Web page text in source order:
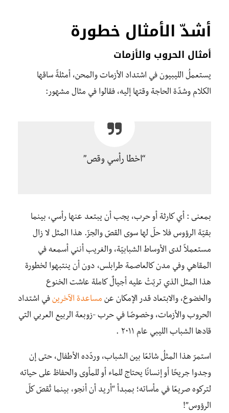
أشدّ الأمثال خطورة
أمثال الحروب والأزمات
يستعملُ الليبيون في اشتداد الأزمات والمحن، أمثلةً ساقها
الكلام وشدّة الحاجة وقتها إليه، فقالوا في مثال مشهور:
“اخطا رأسي وقص”
بمعنى : أي كارثة أو حرب، يجب أن يبتعد عنها رأسي، بينما
بقيّة الرؤوس فلا حلّ لها سوى القصّ والجزّ. هذا المثل لا زال
مستعملاً لدى الأوساط الشبابيّة، والغريب أنني أسمعه في
المقاهي وفي مدن كالعاصمة طرابلس، دون أن ينتبهوا لخطورة
هذا المثل الذي تربّتْ عليه أجيالٌ كاملة عاشت الخنوع
والخضوع، والابتعاد قدر الإمكان عن مساعدة الآخرين في اشتداد
الحروب والأزمات، وخصوصًا في حرب -زوبعة الربيع العربي التي
قادها الشباب الليبي عام ٢٠١١ .
استمرّ هذا المثلُ شائعًا بين الشباب، وردّده الأطفال، حتى إن
وجدوا جريحًا أو إنسانًا يحتاج للماء أو للمأوى والحفاظ على حياته
لتركوه صريعًا في مأساته؛ بمبدأ “أريد أن أنجو، بينما تُقصّ كلّ
الرؤوس”!